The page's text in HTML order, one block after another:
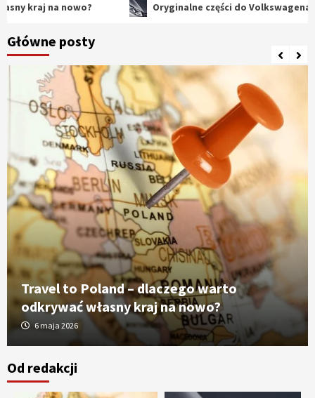
na nowo? Oryginalne części do Volkswagena –
Główne posty
Travel to Poland – dlaczego warto
odkrywać własny kraj na nowo?
6 maja 2026
Od redakcji
nowoczesne technologie precyzyjnej